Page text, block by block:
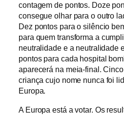
contagem de pontos. Doze
consegue olhar para o outro
Dez pontos para o silêncio
para quem transforma a
neutralidade e a neutralidade
pontos para cada hospital
aparecerá na meia-final.
criança cujo nome nunca foi
Europa.
A Europa está a votar. Os